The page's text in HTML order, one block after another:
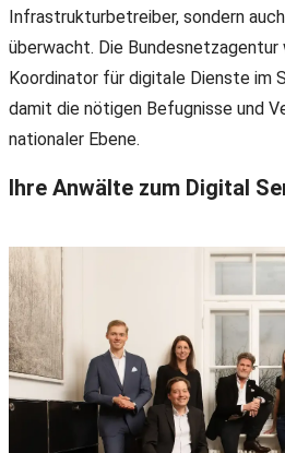
Infrastrukturbetreiber, sondern
überwacht. Die Bundesnetzagentur
Koordinator für digitale Dienste im
damit die nötigen Befugnisse und
nationaler Ebene.
Ihre Anwälte zum Digital